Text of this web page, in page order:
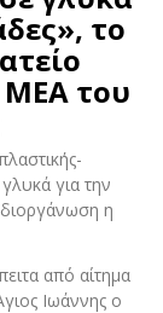
, το
ΜΕΑ του
για την
η
από αίτημα
Ιωάννης ο